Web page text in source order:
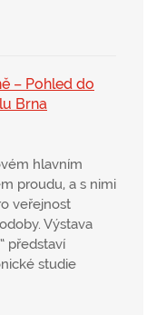
– Pohled do
Brna
hlavním
proudu, a s nimi
veřejnost
Výstava
představí
studie